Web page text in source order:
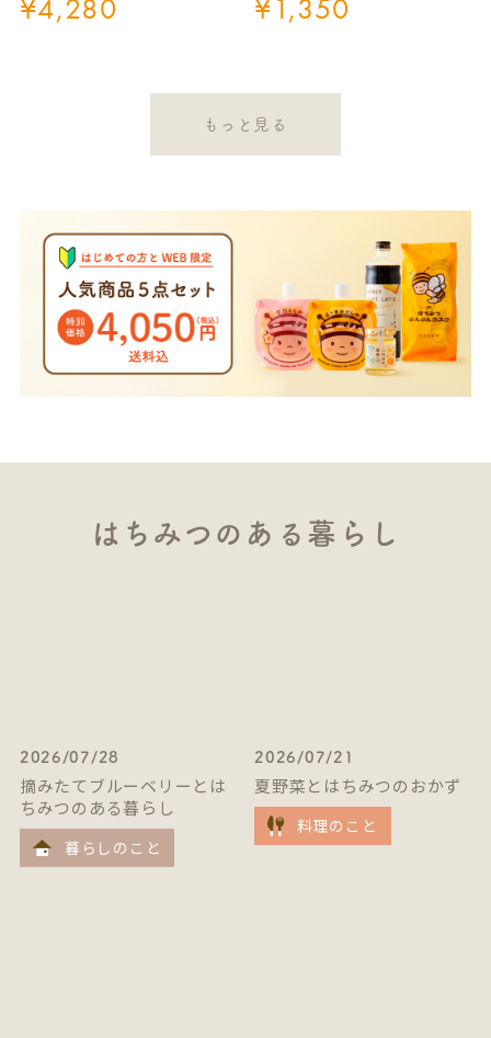
¥4,280 ¥1,350
もっと見る
はちみつのある暮らし
2026/07/28
摘みたてブルーベリーとは
ちみつのある暮らし
暮らしのこと
2026/07/21
夏野菜とはちみつのおかず
料理のこと